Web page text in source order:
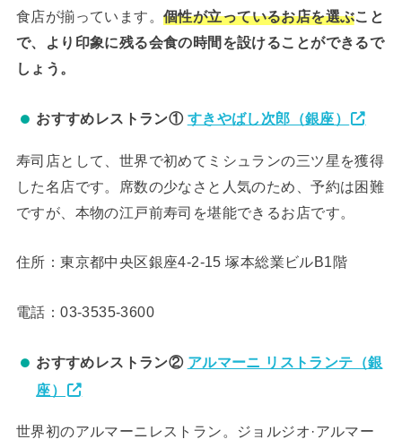
食店が揃っています。個性が立っているお店を選ぶこと
で、より印象に残る会食の時間を設けることができるで
しょう。
おすすめレストラン① すきやばし次郎（銀座）
寿司店として、世界で初めてミシュランの三ツ星を獲得
した名店です。席数の少なさと人気のため、予約は困難
ですが、本物の江戸前寿司を堪能できるお店です。
住所：東京都中央区銀座4-2-15 塚本総業ビルB1階
電話：03-3535-3600
おすすめレストラン② アルマーニ リストランテ（銀
座）
世界初のアルマーニレストラン。ジョルジオ·アルマー